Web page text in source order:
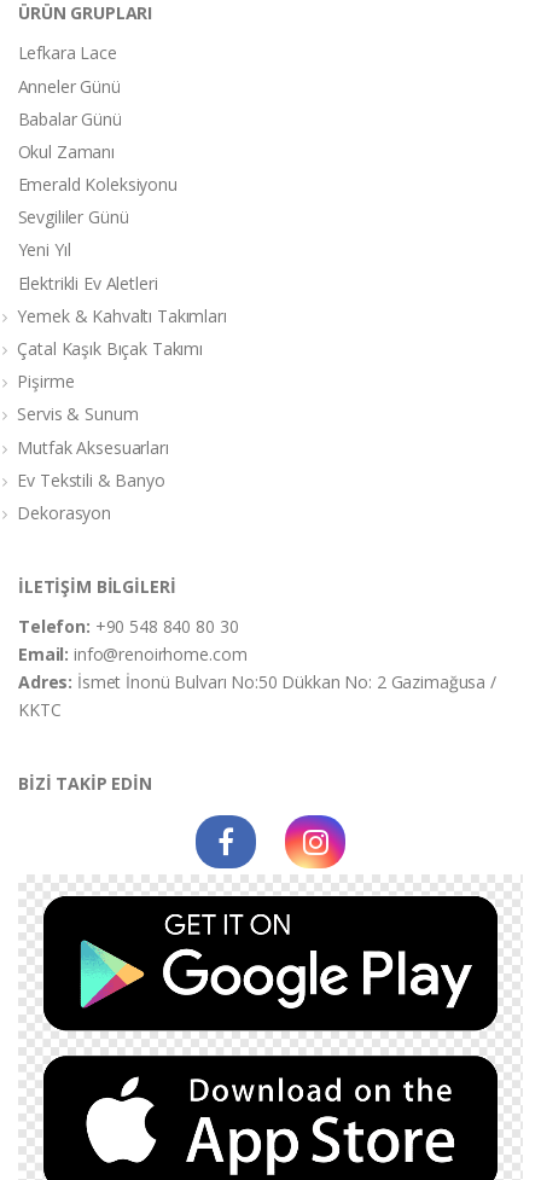
ÜRÜN GRUPLARI
Lefkara Lace
Anneler Günü
Babalar Günü
Okul Zamanı
Emerald Koleksiyonu
Sevgililer Günü
Yeni Yıl
Elektrikli Ev Aletleri
Yemek & Kahvaltı Takımları
Çatal Kaşık Bıçak Takımı
Pişirme
Servis & Sunum
Mutfak Aksesuarları
Ev Tekstili & Banyo
Dekorasyon
İLETİŞİM BİLGİLERİ
Telefon: +90 548 840 80 30
Email:info@renoirhome.com
Adres: İsmet İnonü Bulvarı No:50 Dükkan No: 2 Gazimağusa /
KKTC
BİZİ TAKİP EDİN